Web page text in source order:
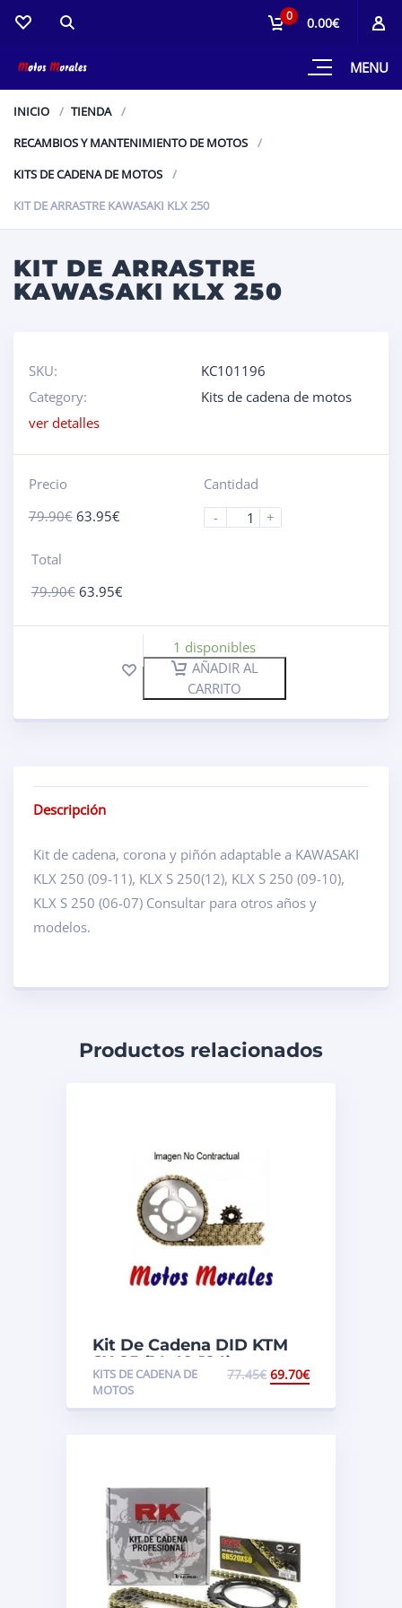
MENU
0 0.00€
INICIO
TIENDA
RECAMBIOS Y MANTENIMIENTO DE MOTOS
KITS DE CADENA DE MOTOS
KIT DE ARRASTRE KAWASAKI KLX 250
KIT DE ARRASTRE
KAWASAKI KLX 250
SKU:
KC101196
Category:
Kits de cadena de motos
ver detalles
Precio
79.90€ 63.95€
Cantidad
-
+
Total
79.90€ 63.95€
1 disponibles
AÑADIR AL
CARRITO
Descripción
Kit de cadena, corona y piñón adaptable a KAWASAKI
KLX 250 (09-11), KLX S 250(12), KLX S 250 (09-10),
KLX S 250 (06-07) Consultar para otros años y
modelos.
Productos relacionados
Kit De Cadena DID KTM
SX 85 (14-49-124)
KITS DE CADENA DE
MOTOS
77.45€ 69.70€